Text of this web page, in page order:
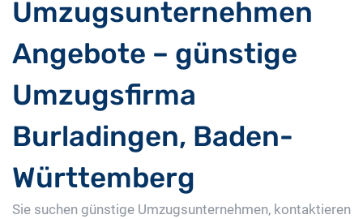
Umzugsunternehmen
Angebote – günstige
Umzugsfirma
Burladingen, Baden-
Württemberg
Sie suchen günstige Umzugsunternehmen, kontaktieren